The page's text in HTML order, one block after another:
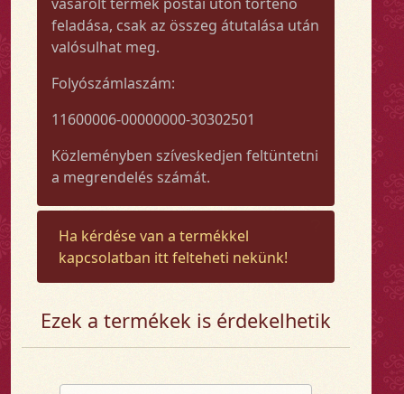
feladása, csak az összeg átutalása után
valósulhat meg.
Folyószámlaszám:
11600006-00000000-30302501
Közleményben szíveskedjen feltüntetni
a megrendelés számát.
Ha kérdése van a termékkel
kapcsolatban itt felteheti nekünk!
Ezek a termékek is érdekelhetik